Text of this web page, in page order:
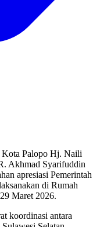
Palopo Hj. Naili
Akhmad Syarifuddin
apresiasi Pemerintah
di Rumah
Maret 2026.
koordinasi antara